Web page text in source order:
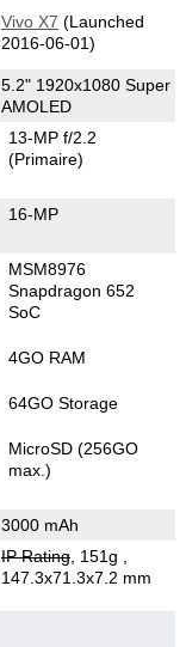
Vivo X7 (Launched
2016-06-01)
5.2" 1920x1080 Super
AMOLED
13-MP f/2.2
(Primaire)
16-MP
MSM8976
Snapdragon 652
SoC
4GO RAM
64GO Storage
MicroSD (256GO
max.)
3000 mAh
IP Rating, 151g
147.3x71.3x7.2 mm